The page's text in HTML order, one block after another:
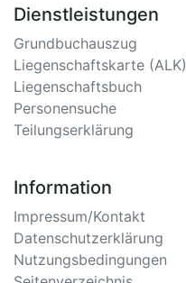
Dienstleistungen
Grundbuchauszug
Liegenschaftskarte (ALK)
Liegenschaftsbuch
Personensuche
Teilungserklärung
Information
Impressum/Kontakt
Datenschutzerklärung
Nutzungsbedingungen